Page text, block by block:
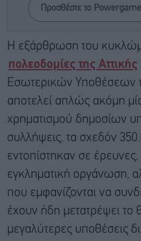
Προσθέστε το
Η εξάρθρωση του
πολεοδομίες της Αττικής
Εσωτερικών Υποθέσεων
αποτελεί απλώς ακόμη
χρηματισμού δημοσίων
συλλήψεις, τα σχεδόν
εντοπίστηκαν σε έρευνες,
εγκληματική οργάνωση,
που εμφανίζονται να
έχουν ήδη μετατρέψει το
μεγαλύτερες υποθέσεις